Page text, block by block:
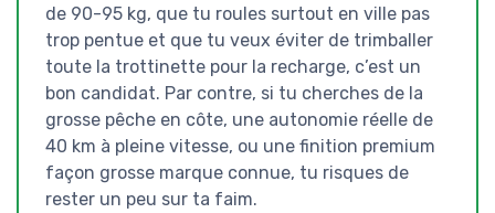
de 90-95 kg, que tu roules surtout en ville pas
trop pentue et que tu veux éviter de trimballer
toute la trottinette pour la recharge, c’est un
bon candidat. Par contre, si tu cherches de la
grosse pêche en côte, une autonomie réelle de
40 km à pleine vitesse, ou une finition premium
façon grosse marque connue, tu risques de
rester un peu sur ta faim.